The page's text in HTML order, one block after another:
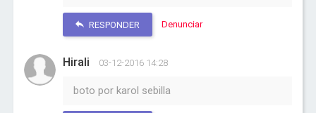
RESPONDER Denunciar
Hirali 03-12-2016 14:28
boto por karol sebilla